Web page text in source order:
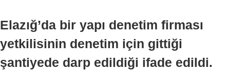
Elazığ’da bir yapı denetim firması
yetkilisinin denetim için gittiği
şantiyede darp edildiği ifade edildi.